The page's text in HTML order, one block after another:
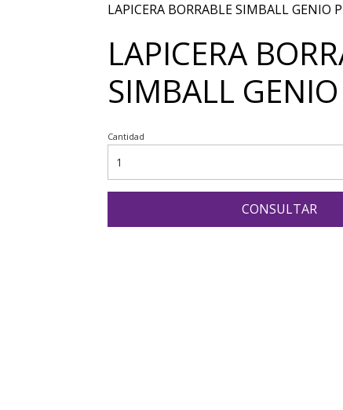
LAPICERA BORRABLE SIMBALL GENIO
LAPICERA
SIMBALL
Cantidad
CONSULTAR